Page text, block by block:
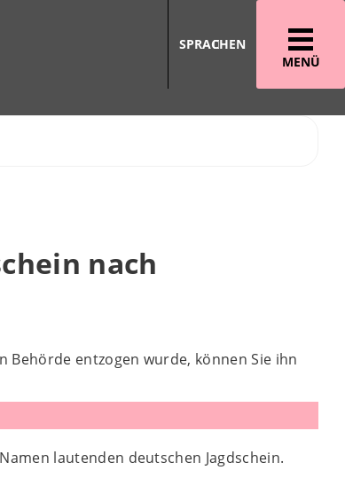
MENÜ
SPRACHEN
nach
Behörde entzogen wurde, können Sie ihn
lautenden deutschen Jagdschein.